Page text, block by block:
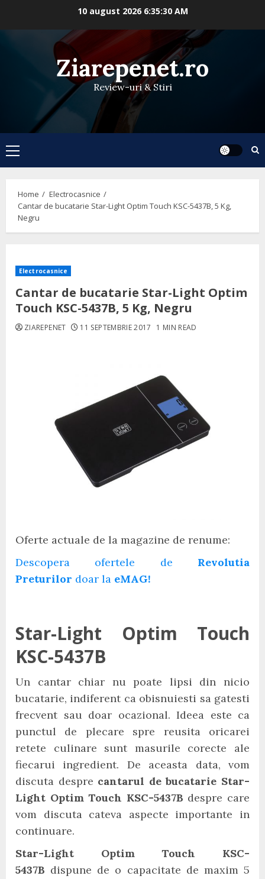
10 august 2026 6:35:30 AM
Ziarepenet.ro
Review-uri & Stiri
Primary
Menu
Home
Electrocasnice
Cantar de bucatarie Star-Light Optim Touch KSC-5437B, 5 Kg,
Negru
Electrocasnice
Cantar de bucatarie Star-Light Optim
Touch KSC-5437B, 5 Kg, Negru
ZIAREPENET 11 SEPTEMBRIE 2017 1 MIN READ
Oferte actuale de la magazine de renume:
Descopera ofertele de Revolutia
Preturilor doar la eMAG!
Star-Light Optim Touch
KSC-5437B
Un cantar chiar nu poate lipsi din nicio
bucatarie, indiferent ca obisnuiesti sa gatesti
frecvent sau doar ocazional. Ideea este ca
punctul de plecare spre reusita oricarei
retete culinare sunt masurile corecte ale
fiecarui ingredient. De aceasta data, vom
discuta despre cantarul de bucatarie Star-
Light Optim Touch KSC-5437B despre care
vom discuta cateva aspecte importante in
continuare.
Star-Light Optim Touch KSC-
5437B dispune de o capacitate de maxim 5